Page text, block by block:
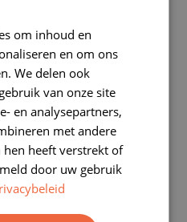
helpt met de
2 à 3 weken (of
jullie op school. Het
en teruggebracht
2-4, 1000 Brussel).
is gratis, maar de school
om inhoud en
en om ons
We delen ook
van onze site
en analysepartners,
met andere
heeft verstrekt of
door uw gebruik